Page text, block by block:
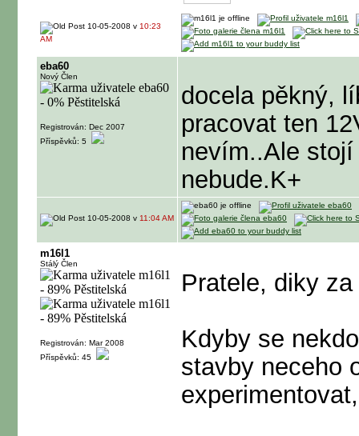
10-05-2008 v 10:23
AM
eba60
Nový Člen
Registrován: Dec 2007
Příspěvků: 5
docela pěkný,
pracovat ten
nevím..Ale
nebude.K+
10-05-2008 v 11:04 AM
m16l1
Stálý Člen
Registrován: Mar 2008
Příspěvků: 45
Pratele, diky
Kdyby se
stavby neceho